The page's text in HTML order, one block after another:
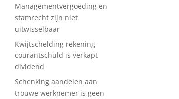
Managementvergoeding en
stamrecht zijn niet
uitwisselbaar
Kwijtschelding rekening-
courantschuld is verkapt
dividend
Schenking aandelen aan
trouwe werknemer is geen